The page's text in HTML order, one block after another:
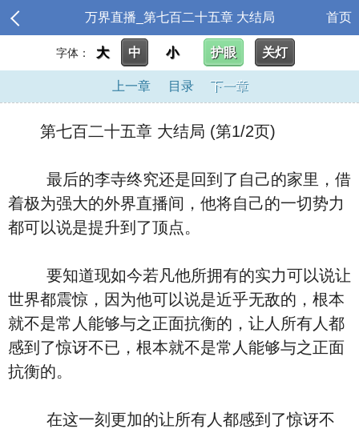
万界直播_第七百二十五章 大结局 首页
字体： 大 中 小 护眼 关灯
上一章 目录 下一章
第七百二十五章 大结局 (第1/2页)
最后的李寺终究还是回到了自己的家里，借
着极为强大的外界直播间，他将自己的一切势力
都可以说是提升到了顶点。
要知道现如今若凡他所拥有的实力可以说让
世界都震惊，因为他可以说是近乎无敌的，根本
就不是常人能够与之正面抗衡的，让人所有人都
感到了惊讶不已，根本就不是常人能够与之正面
抗衡的。
在这一刻更加的让所有人都感到了惊讶不